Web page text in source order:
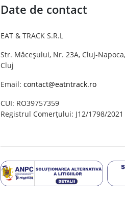
Date de contact
EAT & TRACK S.R.L
Str. Măceșului, Nr. 23A, Cluj-Napoca,
Cluj
Email: contact@eatntrack.ro
CUI: RO39757359
Registrul Comerțului: J12/1798/2021